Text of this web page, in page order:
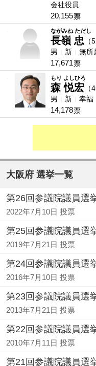
会社役員
20,155票
ながみね ただし
長嶺 忠 （
男
新 無所
17,671票
もり よしひろ
森 悦宏 （
男
新 幸福
14,178票
大阪府 選挙一覧
第26回参議院議員選
2022年7月10日 投票
第25回参議院議員選
2019年7月21日 投票
第24回参議院議員選
2016年7月10日 投票
第23回参議院議員選
2013年7月21日 投票
第22回参議院議員選
2010年7月11日 投票
第21回参議院議員選